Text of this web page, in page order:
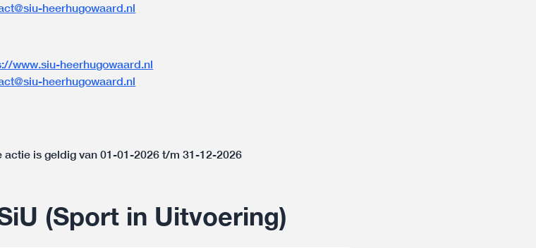
heerhugowaard.nl
www.siu-heerhugowaard.nl
heerhugowaard.nl
actie is geldig van 01-01-2026 t/m 31-12-2026
(Sport in Uitvoering)